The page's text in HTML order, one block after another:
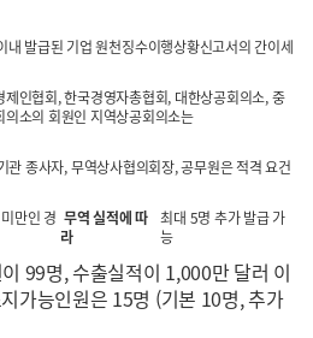
내 발급된 기업 원천징수이행상황신고서의 간이세
인협회, 한국경영자총협회, 대한상공회의소, 중
소의 회원인 지역상공회의소는
관 종사자, 무역상사협의회장, 공무원은 적격 요건
만인 경 무역 실적에 따
라
최대 5명 추가 발급 가
능
99명, 수출실적이 1,000만 달러 이
가능인원은 15명 (기본 10명, 추가